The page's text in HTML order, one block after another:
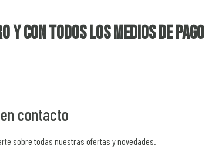
y con todos los medios de pago
contacto
sobre todas nuestras ofertas y novedades.